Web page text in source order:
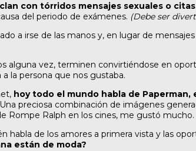
con tórridos mensajes sexuales o
del periodo de exámenes. (Debe ser
a irse de las manos y, en lugar de
alguna vez, terminen convirtiéndose en
la persona que nos gustaba.
hoy todo el mundo habla de
preciosa combinación de imágenes
Rompe Ralph en los cines, me gustó mucho.
habla de los amores a primera vista y las
están de moda?